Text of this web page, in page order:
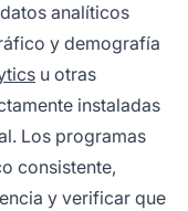
analíticos
y demografía
u otras
instaladas
Los programas
consistente,
y verificar que